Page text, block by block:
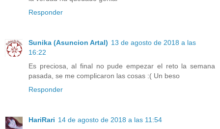
Responder
Sunika (Asuncion Artal) 13 de agosto de 2018 a las
16:22
Es preciosa, al final no pude empezar el reto la semana
pasada, se me complicaron las cosas :( Un beso
Responder
HariRari 14 de agosto de 2018 a las 11:54